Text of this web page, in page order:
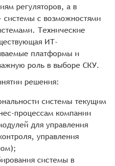
регуляторов, а в
системы с возможностями
Технические
ИТ-
платформы и
роль в выборе СКУ.
решения:
системы текущим
процессам компании
для управления
управления
системы в